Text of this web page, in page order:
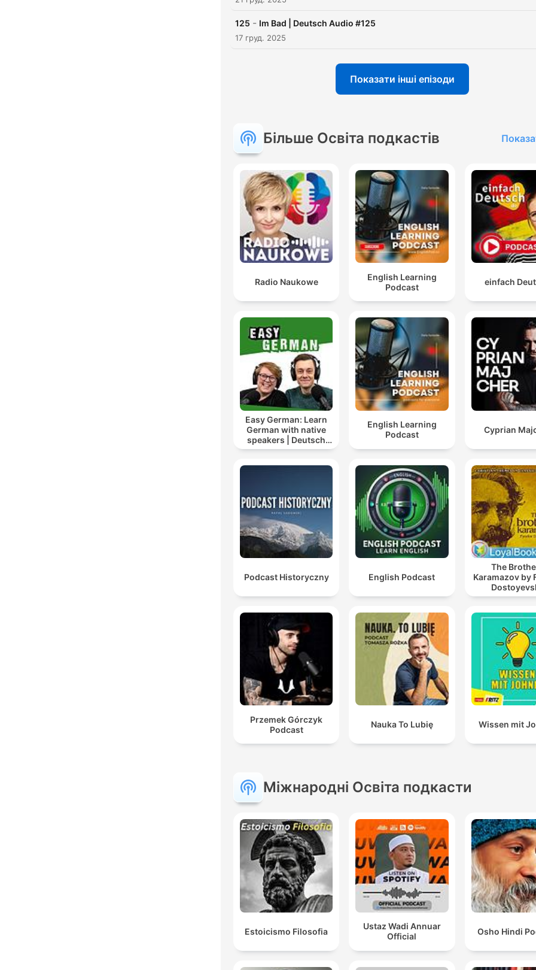
Mit diesen Materialien
Möchtest du zur letzten
Lernenden regelmäßig
melde dich doch für unser
wöchentliches Webinar an.
125 - Im Bad | Deutsch Audio #125
17 груд. 2025
Показати інші епізоди
Більше Освіта подкастів
Radio Naukowe
English Learning
Podcast
einfach
Easy German: Learn
German with native
speakers | Deutsch
lernen mit
English Learning
Podcast
Cyprian
Podcast Historyczny English Podcast
The
Karamazov by
Przemek Górczyk
Podcast
Nauka To Lubię Wissen mit
Міжнародні Освіта подкасти
Estoicismo Filosofia
Ustaz Wadi Annuar
Official
Osho Hindi